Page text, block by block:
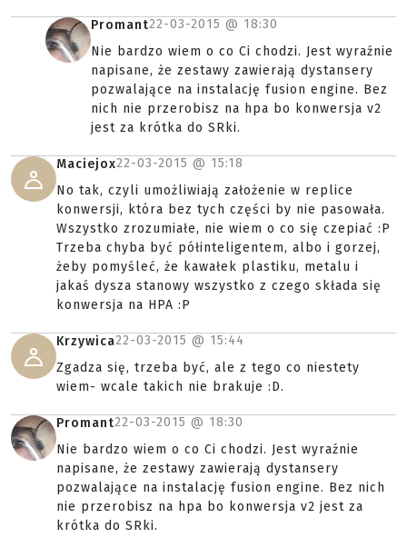
Promant22-03-2015 @ 18:30
Nie bardzo wiem o co Ci chodzi. Jest wyraźnie
napisane, że zestawy zawierają dystansery
pozwalające na instalację fusion engine. Bez
nich nie przerobisz na hpa bo konwersja v2
jest za krótka do SRki.
Maciejox22-03-2015 @ 15:18
No tak, czyli umożliwiają założenie w replice
konwersji, która bez tych części by nie pasowała.
Wszystko zrozumiałe, nie wiem o co się czepiać :P
Trzeba chyba być półinteligentem, albo i gorzej,
żeby pomyśleć, że kawałek plastiku, metalu i
jakaś dysza stanowy wszystko z czego składa się
konwersja na HPA :P
Krzywica22-03-2015 @ 15:44
Zgadza się, trzeba być, ale z tego co niestety
wiem- wcale takich nie brakuje :D.
Promant22-03-2015 @ 18:30
Nie bardzo wiem o co Ci chodzi. Jest wyraźnie
napisane, że zestawy zawierają dystansery
pozwalające na instalację fusion engine. Bez nich
nie przerobisz na hpa bo konwersja v2 jest za
krótka do SRki.